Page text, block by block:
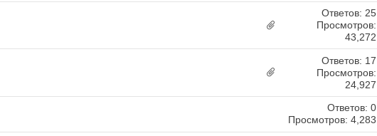
Ответов: 25
Просмотров:
43,272
Ответов: 17
Просмотров:
24,927
Ответов: 0
Просмотров: 4,283